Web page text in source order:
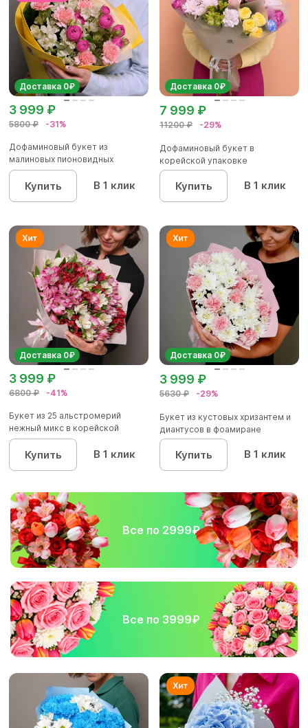
Доставка 0₽
5800 ₽ -31%
3 999 ₽
Дофаминовый букет из
малиновых пионовидных
кустовых роз...
Купить В 1 клик
Доставка 0₽
11200 ₽ -29%
7 999 ₽
Дофаминовый букет в
корейской упаковке
Купить В 1 клик
Доставка 0₽
6800 ₽ -41%
3 999 ₽
Букет из 25 альстромерий
нежный микс в корейской
упаков...
Купить В 1 клик
Доставка 0₽
5630 ₽ -29%
3 999 ₽
Букет из кустовых хризантем и
диантусов в фоамиране
Купить В 1 клик
Все по 2999₽
Все по 3999₽